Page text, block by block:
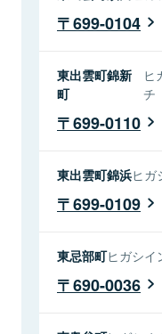
699-0104
東出雲町錦新
町
ヒ
チ
699-0110
東出雲町錦浜ヒガ
699-0109
東忌部町ヒガシイ
690-0036